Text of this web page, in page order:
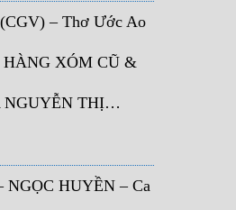
– Thơ Ước Ao
XÓM CŨ &
NGUYỄN THỊ…
NGỌC HUYỀN – Ca